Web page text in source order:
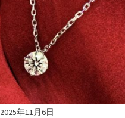
2025年11月6日